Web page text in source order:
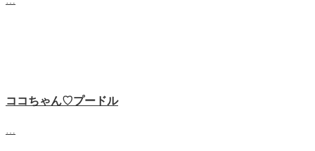
ココちゃん♡‬プードル